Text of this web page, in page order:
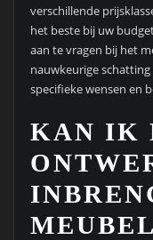
verschillende
het beste bij uw
aan te vragen bij het
nauwkeurige
specifieke wensen en
KAN IK